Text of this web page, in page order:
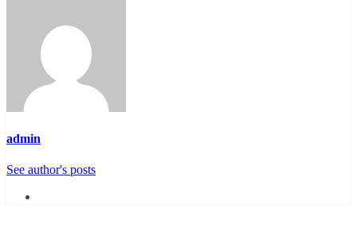
admin
See author's posts